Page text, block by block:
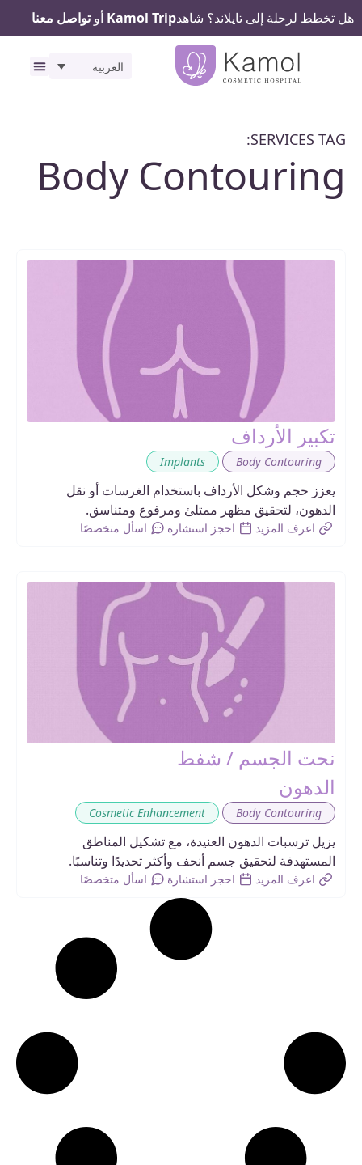
هل تخطط لرحلة إلى تايلاند؟ شاهدKamol Trip أوتواصل معنا
العربية
SERVICES TAG:
Body Contouring
تكبير الأرداف
Body Contouring
Implants
يعزز حجم وشكل الأرداف باستخدام الغرسات أو نقل
الدهون، لتحقيق مظهر ممتلئ ومرفوع ومتناسق.
اعرف المزيد احجز استشارة اسأل متخصصًا
نحت الجسم / شفط
الدهون
Body Contouring
Cosmetic Enhancement
يزيل ترسبات الدهون العنيدة، مع تشكيل المناطق
المستهدفة لتحقيق جسم أنحف وأكثر تحديدًا وتناسبًا.
اعرف المزيد احجز استشارة اسأل متخصصًا